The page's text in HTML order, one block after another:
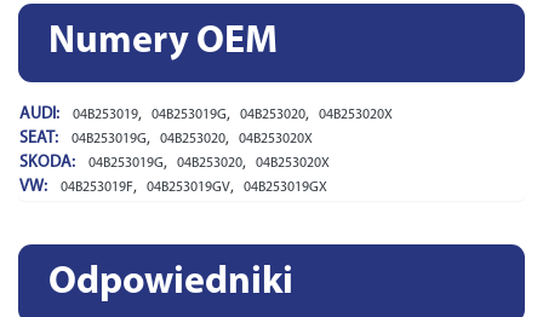
Numery OEM
AUDI: 04B253019, 04B253019G, 04B253020, 04B253020X
SEAT: 04B253019G, 04B253020, 04B253020X
SKODA: 04B253019G, 04B253020, 04B253020X
VW: 04B253019F, 04B253019GV, 04B253019GX
Odpowiedniki